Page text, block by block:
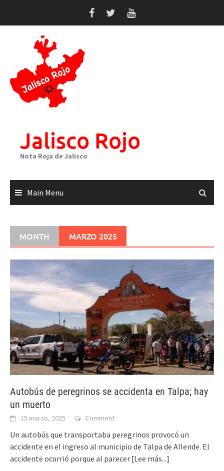
Jalisco Rojo
Nota Roja de Jalisco
Main Menu
MONTH MARZO 2025
Autobús de peregrinos se accidenta en Talpa; hay
un muerto
15 marzo, 2025 Comment
Un autobús que transportaba peregrinos provocó un
accidente en el ingreso al municipio de Talpa de Allende. El
accidente ocurrió porque al parecer [Lee más...]